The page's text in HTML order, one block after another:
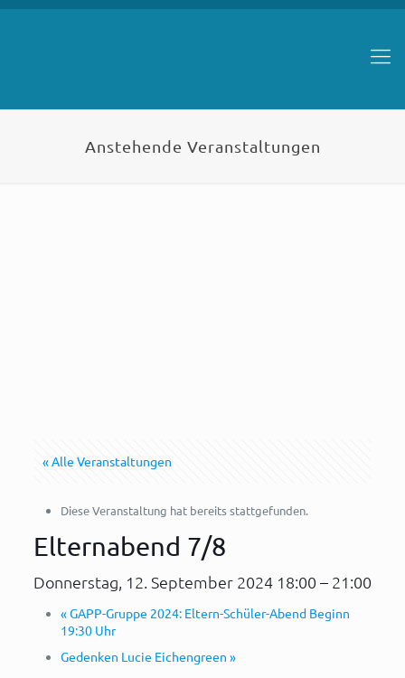
Anstehende Veranstaltungen
« Alle Veranstaltungen
Diese Veranstaltung hat bereits stattgefunden.
Elternabend 7/8
Donnerstag, 12. September 2024 18:00 – 21:00
«GAPP-Gruppe 2024: Eltern-Schüler-Abend Beginn
19:30 Uhr
Gedenken Lucie Eichengreen »